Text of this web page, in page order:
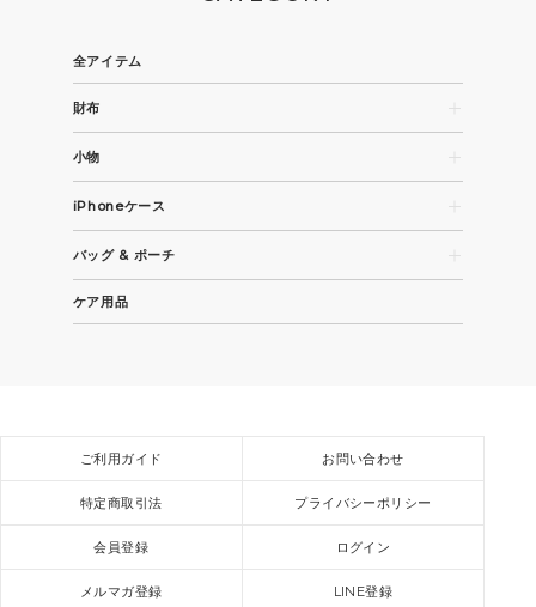
全アイテム
財布
カード / コインケース
小物
キーケース / キーホルダー
その他革小物
iPhoneケース
iPhone 15 Pro Max
バッグ & ポーチ
トートバッグ
ビジネスバッグ
ケア用品
ご利用ガイド お問い合わせ
特定商取引法 プライバシーポリシー
会員登録 ログイン
メルマガ登録 LINE登録